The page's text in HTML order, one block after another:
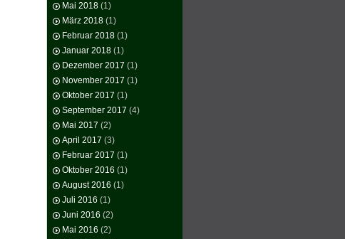
Mai 2018 (1)
März 2018 (1)
Februar 2018 (1)
Januar 2018 (1)
Dezember 2017 (1)
November 2017 (1)
Oktober 2017 (1)
September 2017 (4)
Mai 2017 (2)
April 2017 (3)
Februar 2017 (1)
Oktober 2016 (1)
August 2016 (1)
Juli 2016 (1)
Juni 2016 (2)
Mai 2016 (2)